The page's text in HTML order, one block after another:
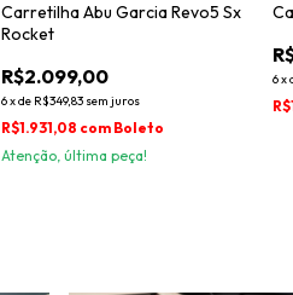
Carretilha Abu Garcia Revo5 Sx
Rocket
R$2.099,00
6xde R$349,83 sem juros
R$1.931,08 com Boleto
Atenção, última peça!
6x